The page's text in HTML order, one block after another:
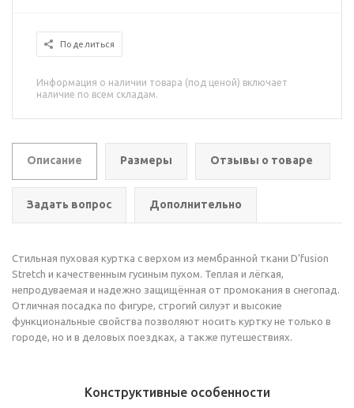
Поделиться
Информация о наличии товара (под ценой) включает
наличие по всем складам.
Описание Размеры Отзывы о товаре
Задать вопрос Дополнительно
Cтильная пуховая куртка с верхом из мембранной ткани D’fusion
Stretch и качественным гусиным пухом. Теплая и лёгкая,
непродуваемая и надежно защищённая от промокания в снегопад.
Отличная посадка по фигуре, строгий силуэт и высокие
функциональные свойства позволяют носить куртку не только в
городе, но и в деловых поездках, а также путешествиях.
Конструктивные особенности